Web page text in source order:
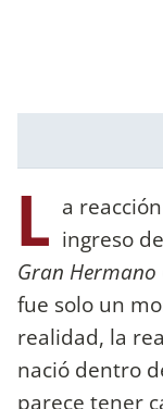
L a
ingreso
Gran
fue solo un
realidad, la
nació dentro
parece tener